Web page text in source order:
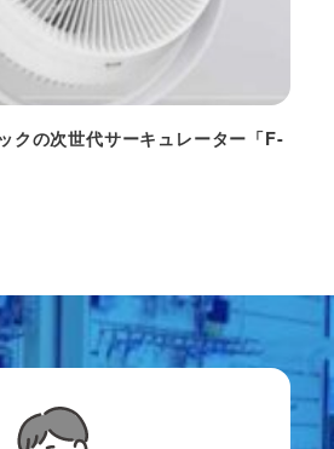
クの次世代サーキュレーター「F-